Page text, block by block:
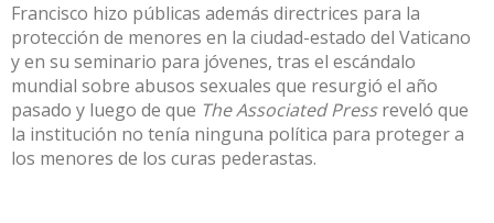
Francisco hizo públicas además directrices para la
protección de menores en la ciudad-estado del Vaticano
y en su seminario para jóvenes, tras el escándalo
mundial sobre abusos sexuales que resurgió el año
pasado y luego de que The Associated Pressreveló que
la institución no tenía ninguna política para proteger a
los menores de los curas pederastas.